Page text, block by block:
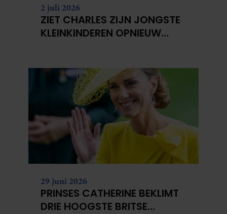
2 juli 2026
ZIET CHARLES ZIJN JONGSTE
KLEINKINDEREN OPNIEUW
29 juni 2026
PRINSES CATHERINE BEKLIMT
DRIE HOOGSTE BRITSE